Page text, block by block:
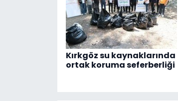
Kırkgöz su kaynaklarında
ortak koruma seferberliği